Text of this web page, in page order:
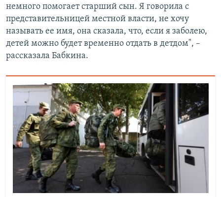
немного помогает старший сын. Я говорила с
представительницей местной власти, не хочу
называть ее имя, она сказала, что, если я заболею,
детей можно будет временно отдать в детдом", –
рассказала Бабкина.